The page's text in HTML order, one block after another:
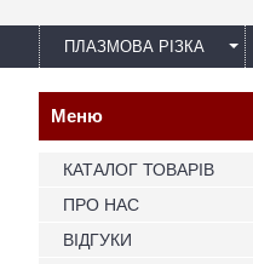
ПЛАЗМОВА РІЗКА
КАТАЛОГ ТОВАРІВ
ПРО НАС
ВІДГУКИ